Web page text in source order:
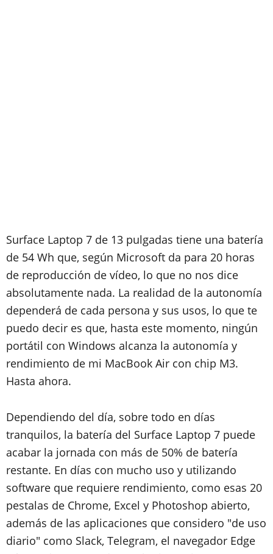
Surface Laptop 7 de 13 pulgadas tiene una batería
de 54 Wh que, según Microsoft da para 20 horas
de reproducción de vídeo, lo que no nos dice
absolutamente nada. La realidad de la autonomía
dependerá de cada persona y sus usos, lo que te
puedo decir es que, hasta este momento, ningún
portátil con Windows alcanza la autonomía y
rendimiento de mi MacBook Air con chip M3.
Hasta ahora.
Dependiendo del día, sobre todo en días
tranquilos, la batería del Surface Laptop 7 puede
acabar la jornada con más de 50% de batería
restante. En días con mucho uso y utilizando
software que requiere rendimiento, como esas 20
pestalas de Chrome, Excel y Photoshop abierto,
además de las aplicaciones que considero "de uso
diario" como Slack, Telegram, el navegador Edge